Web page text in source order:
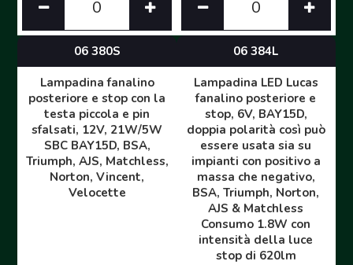
06 380S
Lampadina fanalino
posteriore e stop con la
testa piccola e pin
sfalsati, 12V, 21W/5W
SBC BAY15D, BSA,
Triumph, AJS, Matchless,
Norton, Vincent,
Velocette
06 384L
Lampadina LED Lucas
fanalino posteriore e
stop, 6V, BAY15D,
doppia polarità così può
essere usata sia su
impianti con positivo a
massa che negativo,
BSA, Triumph, Norton,
AJS & Matchless
Consumo 1.8W con
intensità della luce
stop di 620lm